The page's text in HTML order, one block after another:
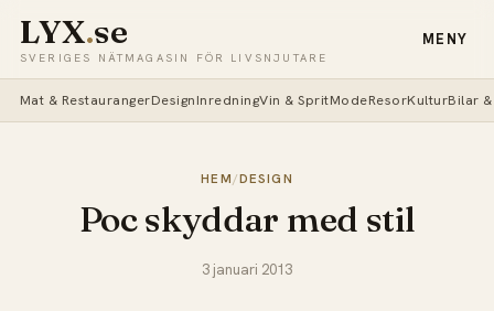
LYX.se
SVERIGES NÄTMAGASIN FÖR LIVSNJUTARE
MENY
Mat & RestaurangerDesignInredningVin & SpritModeResorKulturBilar
HEM/DESIGN
Poc skyddar med stil
3 januari 2013